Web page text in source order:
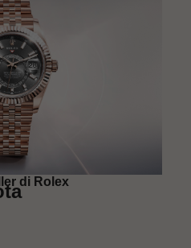
di Rolex